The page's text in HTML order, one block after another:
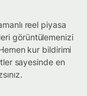
reel piyasa
görüntülemenizi
kur bildirimi
sayesinde en